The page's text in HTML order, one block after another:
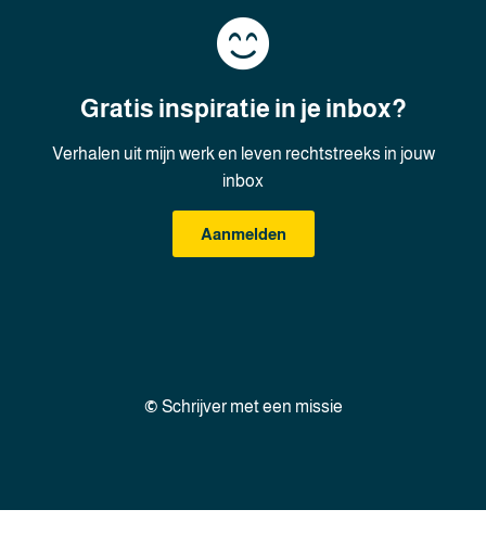
Gratis inspiratie in je inbox?
Verhalen uit mijn werk en leven rechtstreeks in jouw
inbox
Aanmelden
© Schrijver met een missie